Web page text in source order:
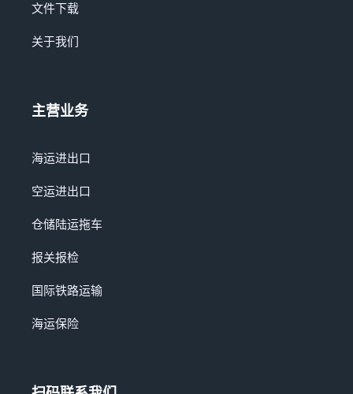
文件下载
关于我们
主营业务
海运进出口
空运进出口
仓储陆运拖车
报关报检
国际铁路运输
海运保险